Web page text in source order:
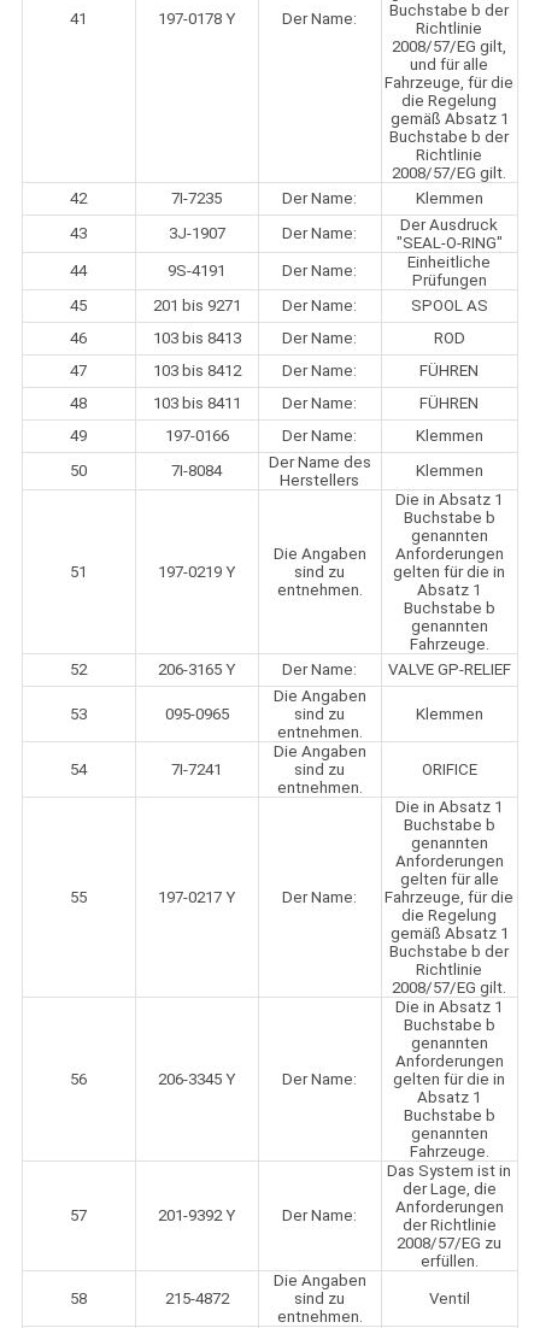
41 197-0178 Y Der Name:
Buchstabe b der
Richtlinie
2008/57/EG gilt,
und für alle
Fahrzeuge, für die
die Regelung
gemäß Absatz 1
Buchstabe b der
Richtlinie
2008/57/EG gilt.
42
7I-7235 Der Name:
Klemmen
43
3J-1907 Der Name:
Der Ausdruck
"SEAL-O-RING"
44
9S-4191 Der Name:
Einheitliche
Prüfungen
45
201 bis 9271 Der Name:
SPOOL AS
46
103 bis 8413 Der Name:
ROD
47
103 bis 8412 Der Name:
FÜHREN
48
103 bis 8411 Der Name:
FÜHREN
49
197-0166 Der Name:
Klemmen
50
7I-8084
Der Name des
Herstellers
Klemmen
51 197-0219 Y
Die Angaben
sind zu
entnehmen.
Die in Absatz 1
Buchstabe b
genannten
Anforderungen
gelten für die in
Absatz 1
Buchstabe b
genannten
Fahrzeuge.
52
206-3165 Y Der Name: VALVE GP-RELIEF
53 095-0965
Die Angaben
sind zu
entnehmen.
Klemmen
54 7I-7241
Die Angaben
sind zu
entnehmen.
ORIFICE
55 197-0217 Y Der Name:
Die in Absatz 1
Buchstabe b
genannten
Anforderungen
gelten für alle
Fahrzeuge, für die
die Regelung
gemäß Absatz 1
Buchstabe b der
Richtlinie
2008/57/EG gilt.
56 206-3345 Y Der Name:
Die in Absatz 1
Buchstabe b
genannten
Anforderungen
gelten für die in
Absatz 1
Buchstabe b
genannten
Fahrzeuge.
57 201-9392 Y Der Name:
Das System ist in
der Lage, die
Anforderungen
der Richtlinie
2008/57/EG zu
erfüllen.
58 215-4872
Die Angaben
sind zu
entnehmen.
Ventil